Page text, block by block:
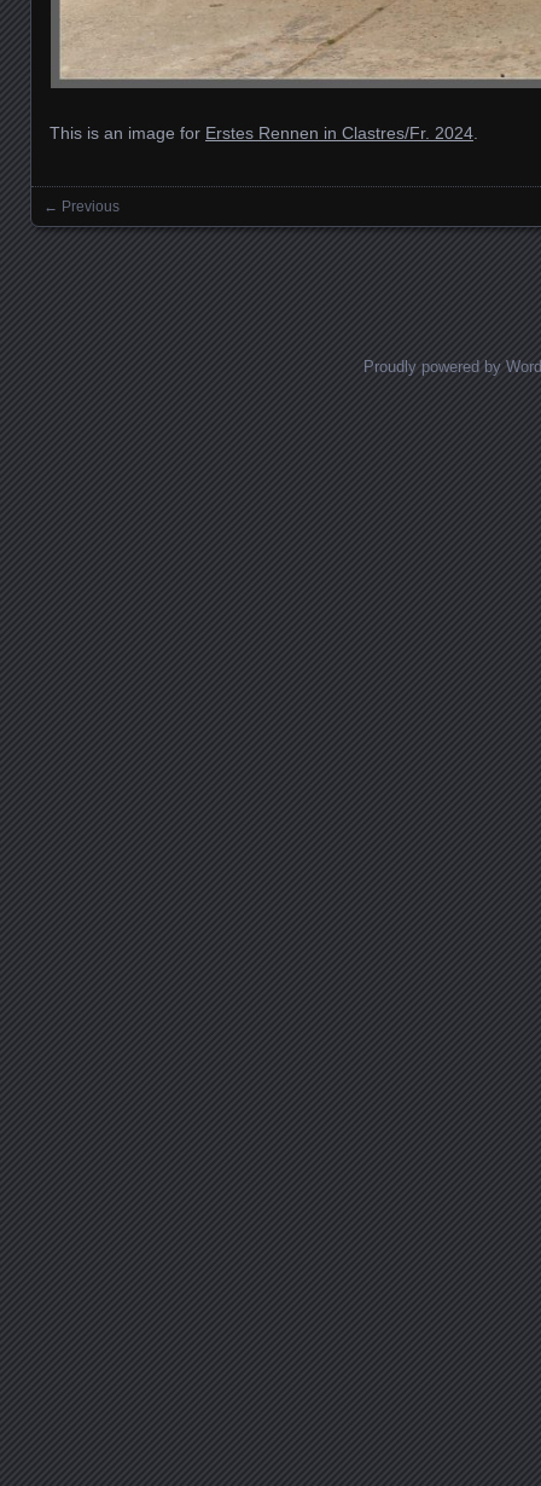
This is an image for Erstes Rennen in Clastres/Fr. 2024.
Images navigation
← Previous
Proudly powered by